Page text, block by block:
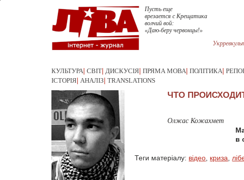
Пусть еще
врезается с Крещатика
волчий вой:
«Даю-беру червонцы!»
КУЛЬТУРА СВІТ ДИСКУСІЯ ПРЯМА МОВА ПОЛІТИКА
ІСТОРІЯ АНАЛІЗ TRANSLATIONS
ЧТО
Олжас Кожахмет
в
Теги матеріалу: відео криза